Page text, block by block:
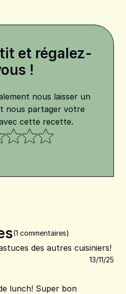
et régalez-
!
nous laisser un
nous partager votre
cette recette.
(1 commentaires)
des autres cuisiniers!
13/11/25
lunch! Super bon